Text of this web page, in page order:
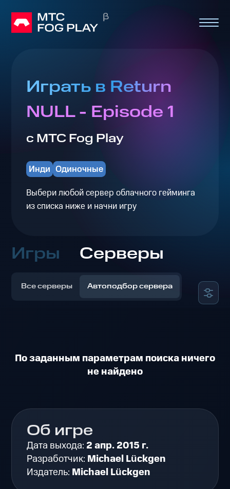
Играть в Return
NULL - Episode 1
с МТС Fog Play
Инди Одиночные
Выбери любой сервер облачного гейминга
из списка ниже и начни игру
Игры Серверы
Все серверы Автоподбор сервера
По заданным параметрам поиска ничего
не найдено
Об игре
Дата выхода: 2 апр. 2015 г.
Разработчик: Michael Lückgen
Издатель: Michael Lückgen